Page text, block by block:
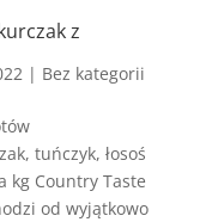
z
| Bez kategorii
tuńczyk, łosoś
kg Country Taste
od wyjątkowo